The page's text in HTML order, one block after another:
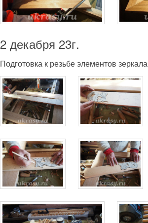
2 декабря 23г.
Подготовка к резьбе элементов зеркала